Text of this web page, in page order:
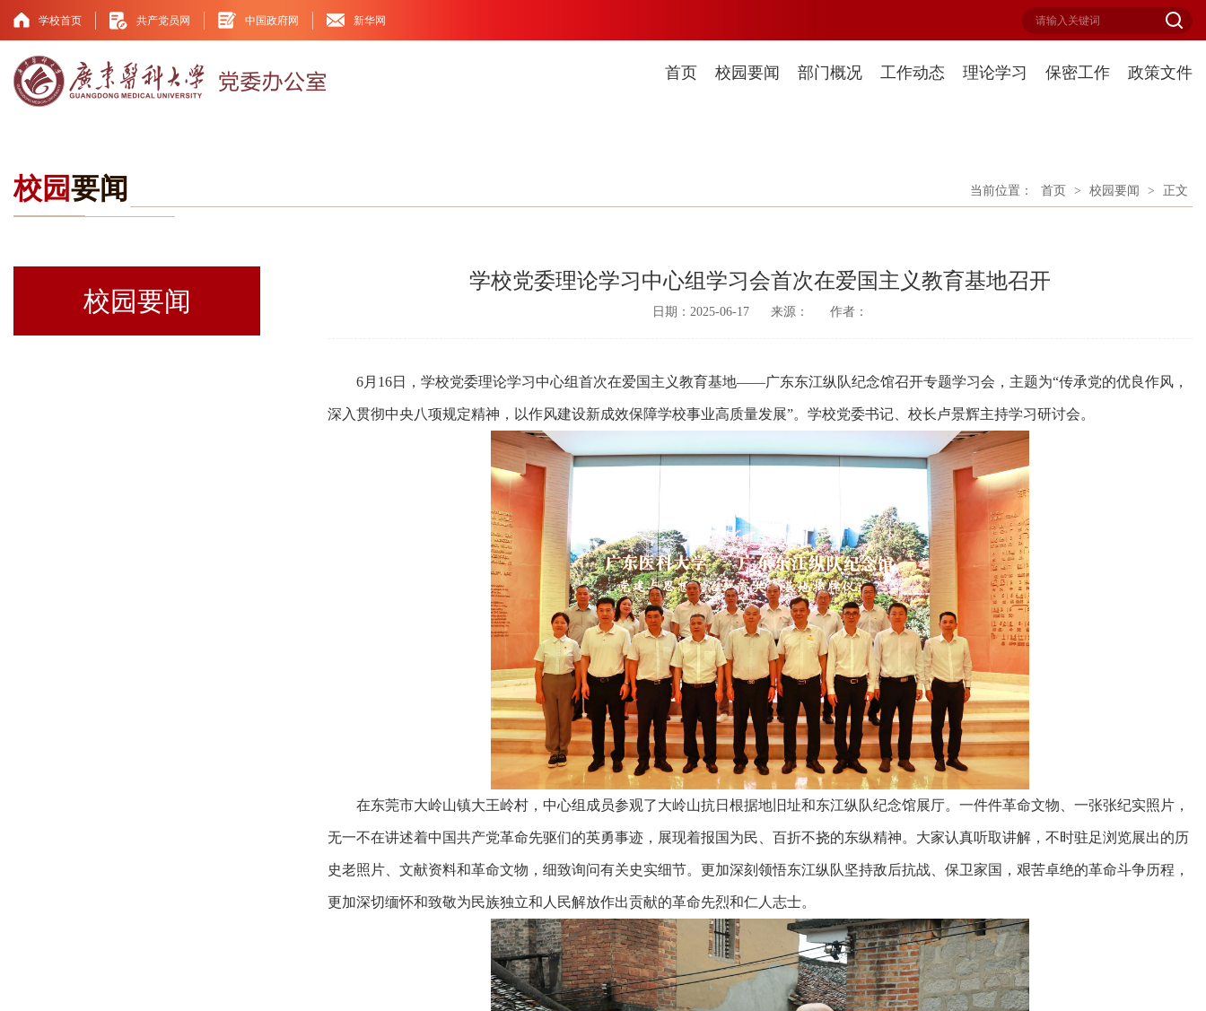
学校首页 共产党员网 中国政府网 新华网
首页 校园要闻 部门概况 工作动态 理论学习 保密工作 政策文件
校园要闻 当前位置： 首页 > 校园要闻 > 正文
校园要闻
学校党委理论学习中心组学习会首次在爱国主义教育基地召开
日期：2025-06-17 来源： 作者：
6月16日，学校党委理论学习中心组首次在爱国主义教育基地——广东东江纵队纪念馆召开专题学习会，主题为“传承党的优良作风，
深入贯彻中央八项规定精神，以作风建设新成效保障学校事业高质量发展”。学校党委书记、校长卢景辉主持学习研讨会。
在东莞市大岭山镇大王岭村，中心组成员参观了大岭山抗日根据地旧址和东江纵队纪念馆展厅。一件件革命文物、一张张纪实照片，
无一不在讲述着中国共产党革命先驱们的英勇事迹，展现着报国为民、百折不挠的东纵精神。大家认真听取讲解，不时驻足浏览展出的历
史老照片、文献资料和革命文物，细致询问有关史实细节。更加深刻领悟东江纵队坚持敌后抗战、保卫家国，艰苦卓绝的革命斗争历程，
更加深切缅怀和致敬为民族独立和人民解放作出贡献的革命先烈和仁人志士。